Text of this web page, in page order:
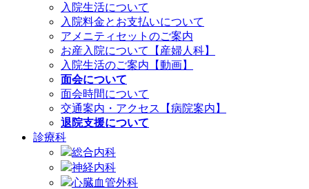
入院生活について
入院料金とお支払いについて
アメニティセットのご案内
お産入院について【産婦人科】
入院生活のご案内【動画】
面会について
面会時間について
交通案内・アクセス【病院案内】
退院支援について
診療科
総合内科
神経内科
心臓血管外科